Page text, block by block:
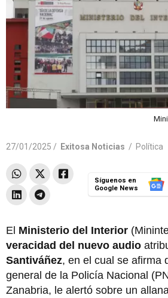
27/01/2025 / Exitosa Noticias / Política
Síguenos en
Google News
El Ministerio del Interior
veracidad del nuevo audio
Santiváñez, en el cual se afirma
general de la Policía Nacional
Zanabria, le alertó sobre un